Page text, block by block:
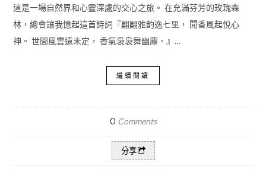
這是一場自然界和心靈深處的交心之旅。 在充滿芬芳的玫瑰森
林，總會讓我憶起這首詩詞『翩翩雅韵逸七里， 聞香風起悅心
神。 世間風雲遠未定， 香氣袅袅舞幽塵。』…
繼續閱讀
0 Comments
分享